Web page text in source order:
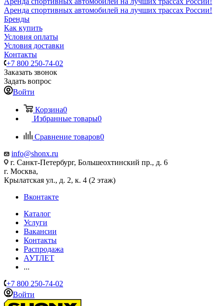
Аренда спортивных автомобилей на лучших трассах России!
Бренды
Как купить
Условия оплаты
Условия доставки
Контакты
+7 800 250-74-02
Заказать звонок
Задать вопрос
Войти
Корзина0
Избранные товары0
Сравнение товаров0
info@shonx.ru
г. Санкт-Петербург, Большеохтинский пр., д. 6
г. Москва,
Крылатская ул., д. 2, к. 4 (2 этаж)
Вконтакте
Каталог
Услуги
Вакансии
Контакты
Распродажа
АУТЛЕТ
...
+7 800 250-74-02
Войти